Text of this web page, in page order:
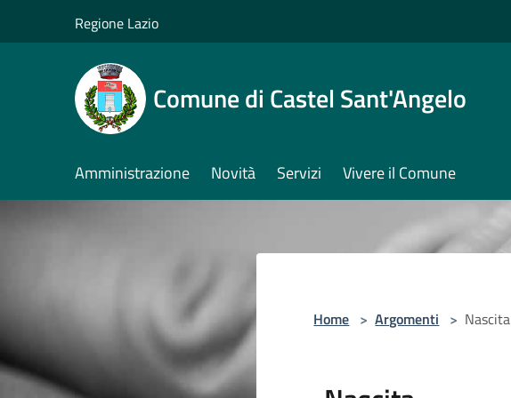
Regione Lazio
Comune di Castel Sant'Angelo
Amministrazione Novità Servizi Vivere il Comune
Home > Argomenti > Nascita